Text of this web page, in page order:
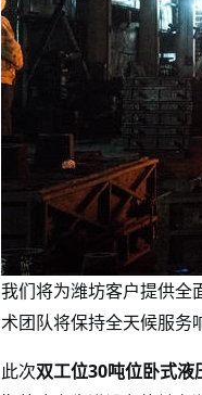
我们将为潍坊客户提供全
术团队将保持全天候服务
此次双工位30吨位卧式液